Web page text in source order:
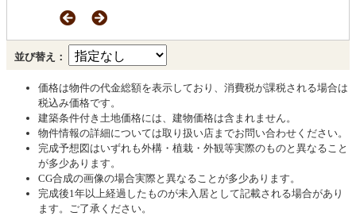
並び替え：
価格は物件の代金総額を表示しており、消費税が課税される場合は
税込み価格です。
建築条件付き土地価格には、建物価格は含まれません。
物件情報の詳細については取り扱い店までお問い合わせください。
完成予想図はいずれも外構・植栽・外観等実際のものと異なること
が多少あります。
CG合成の画像の場合実際と異なることが多少あります。
完成後1年以上経過したものが未入居として記載される場合があり
ます。ご了承ください。